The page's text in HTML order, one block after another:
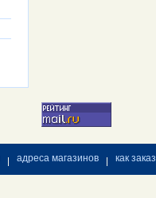
адреса магазинов как